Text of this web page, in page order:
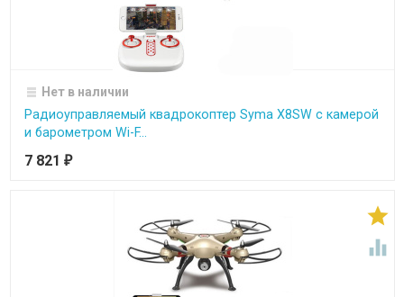
Нет в наличии
Радиоуправляемый квадрокоптер Syma X8SW с камерой
и барометром Wi-F...
7 821 ₽

